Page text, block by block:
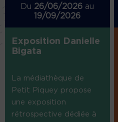
Du 26/06/2026 au
19/09/2026
Exposition Danielle
Bigata
La médiathèque de
Petit Piquey propose
une exposition
rétrospective dédiée à